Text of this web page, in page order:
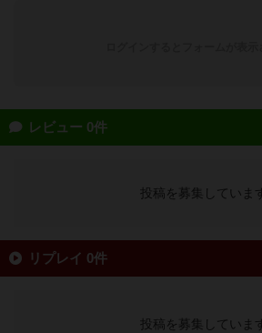
レビュー 0件
投稿を募集しています
リプレイ 0件
投稿を募集しています